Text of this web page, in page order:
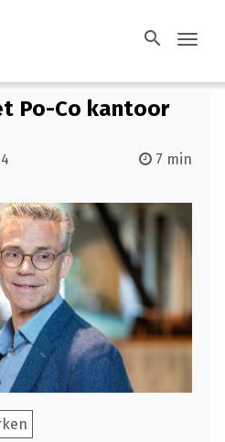
search
Po-Co kantoor
7 min